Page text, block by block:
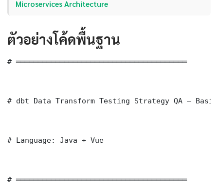
Microservices Architecture
ตัวอย่างโค้ดพื้นฐาน
# ═══════════════════════════════════════
# dbt Data Transform Testing Strategy QA —
# Language: Java + Vue
# ═══════════════════════════════════════